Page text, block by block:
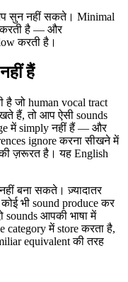
सुन नहीं सकते। Minimal
करती है — और
करती है।
हैं
है जो human vocal tract
हैं, तो आप ऐसी sounds
में simply नहीं हैं — और
ignore करना सीखने में
ज़रूरत है। यह English
बना सकते। ज़्यादातर
भी sound produce कर
आपकी भाषा में
category में store करता है,
equivalent की तरह